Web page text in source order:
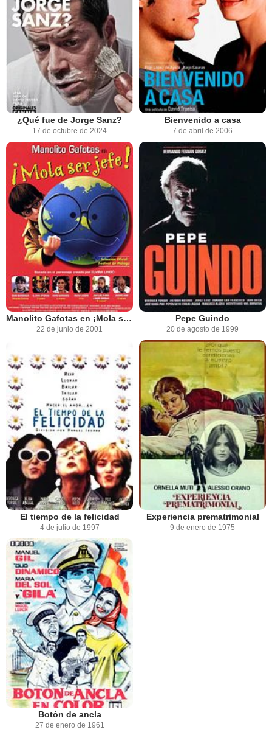
¿Qué fue de Jorge Sanz?
17 de octubre de 2024
Bienvenido a casa
7 de abril de 2006
Manolito Gafotas en ¡Mola ser jefe!
22 de junio de 2001
Pepe Guindo
20 de agosto de 1999
El tiempo de la felicidad
4 de julio de 1997
Experiencia prematrimonial
9 de enero de 1975
Botón de ancla
27 de enero de 1961